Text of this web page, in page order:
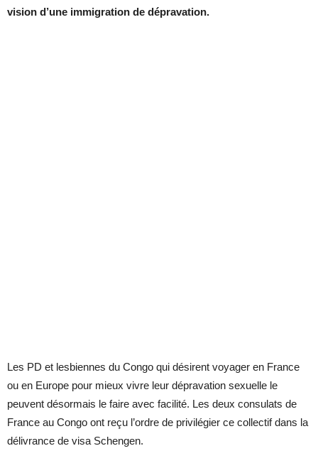
vision d’une immigration de dépravation.
Les PD et lesbiennes du Congo qui désirent voyager en France
ou en Europe pour mieux vivre leur dépravation sexuelle le
peuvent désormais le faire avec facilité. Les deux consulats de
France au Congo ont reçu l’ordre de privilégier ce collectif dans la
délivrance de visa Schengen.